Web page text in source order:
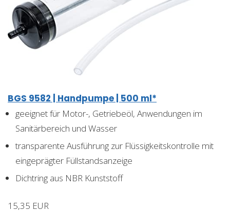
BGS 9582 | Handpumpe | 500 ml*
geeignet für Motor-, Getriebeöl, Anwendungen im
Sanitärbereich und Wasser
transparente Ausführung zur Flüssigkeitskontrolle mit
eingeprägter Füllstandsanzeige
Dichtring aus NBR Kunststoff
15,35 EUR